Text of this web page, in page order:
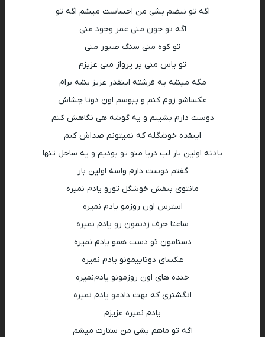
اگه تو نبضم بشی من احساست میشم اگه تو
اگه تو جون منی عمر وجود منی
تو کوه منی سنگ صبور منی
تو یاس منی پر پرواز منی عزیزم
مگه میشه یه فرشته اینقدر عزیز بشه برام
عکساشو زوم کنم و ببوسم اون دوتا چشاش
دوست دارم بشینم و یه گوشه هی نگاهش کنم
اینقده خوشگله که نمیتونم صداش کنم
یادته اولین بار لب دریا منو تو بودیم و یه ساحل تنها
گفتم دوست دارم واسه اولین بار
مانتوی بنفش خوشگل تورو یادم نمیره
استرس اون روزمو یادم نمیره
ساعتا حرف زدنمون رو یادم نمیره
دستامون تو دست همو یادم نمیره
عکسای دوتاییمونو یادم نمیره
خنده های اون روزمونو یادم‌نمیره
انگشتری که بهت دادمو یادم ‌نمیره
یادم نمیره عزیزم
اگه تو ماهم بشی من ستارت میشم